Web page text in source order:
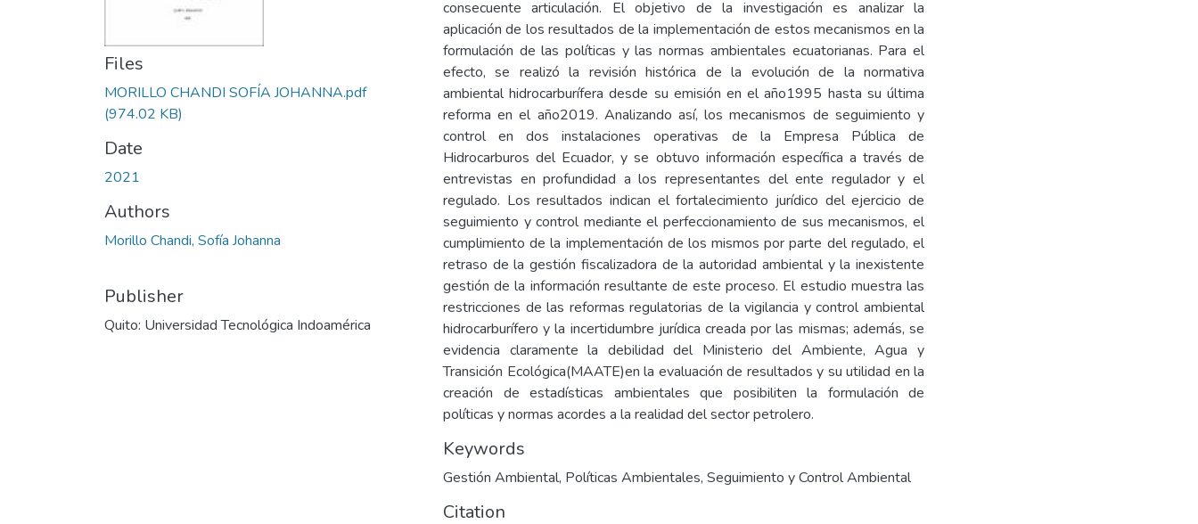
Files
MORILLO CHANDI SOFÍA JOHANNA.pdf
(974.02 KB)
Date
2021
Authors
Morillo Chandi, Sofía Johanna
Publisher
Quito: Universidad Tecnológica Indoamérica
consecuente articulación. El objetivo de la investigación es analizar la
aplicación de los resultados de la implementación de estos mecanismos en la
formulación de las políticas y las normas ambientales ecuatorianas. Para el
efecto, se realizó la revisión histórica de la evolución de la normativa
ambiental hidrocarburífera desde su emisión en el año1995 hasta su última
reforma en el año2019. Analizando así, los mecanismos de seguimiento y
control en dos instalaciones operativas de la Empresa Pública de
Hidrocarburos del Ecuador, y se obtuvo información específica a través de
entrevistas en profundidad a los representantes del ente regulador y el
regulado. Los resultados indican el fortalecimiento jurídico del ejercicio de
seguimiento y control mediante el perfeccionamiento de sus mecanismos, el
cumplimiento de la implementación de los mismos por parte del regulado, el
retraso de la gestión fiscalizadora de la autoridad ambiental y la inexistente
gestión de la información resultante de este proceso. El estudio muestra las
restricciones de las reformas regulatorias de la vigilancia y control ambiental
hidrocarburífero y la incertidumbre jurídica creada por las mismas; además, se
evidencia claramente la debilidad del Ministerio del Ambiente, Agua y
Transición Ecológica(MAATE)en la evaluación de resultados y su utilidad en la
creación de estadísticas ambientales que posibiliten la formulación de
políticas y normas acordes a la realidad del sector petrolero.
Keywords
Gestión Ambiental, Políticas Ambientales, Seguimiento y Control Ambiental
Citation